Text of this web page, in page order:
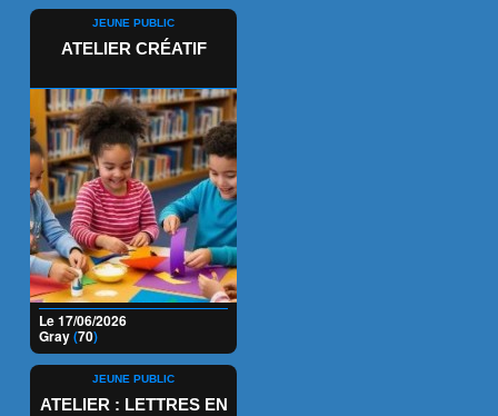
JEUNE PUBLIC
ATELIER CRÉATIF
Le 17/06/2026
Gray(70)
JEUNE PUBLIC
ATELIER : LETTRES EN